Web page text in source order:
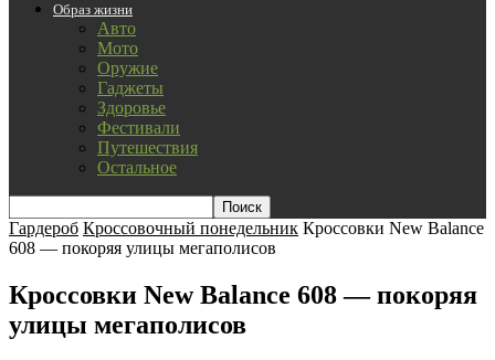
Образ жизни
Авто
Мото
Оружие
Гаджеты
Здоровье
Фестивали
Путешествия
Остальное
Гардероб Кроссовочный понедельник Кроссовки New Balance
608 — покоряя улицы мегаполисов
Кроссовки New Balance 608 — покоряя
улицы мегаполисов